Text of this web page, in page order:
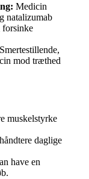
Medicin
natalizumab
forsinke
Smertestillende,
mod træthed
muskelstyrke
daglige
have en